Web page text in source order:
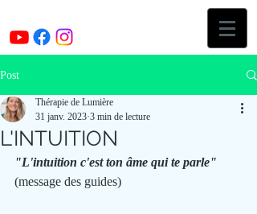
Post
L'INTUITION
Thérapie de Lumière
31 janv. 2023 3 min de lecture
"L'intuition c'est ton âme qui te parle"
(message des guides)